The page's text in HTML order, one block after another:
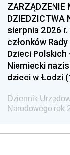
ZARZĄDZENIE
DZIEDZICTWA
sierpnia 2026
członków
Dzieci
Niemiecki
dzieci w Łodzi
Dziennik
Narodowego rok